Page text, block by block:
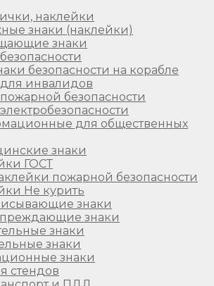
наклейки
знаки (наклейки)
знаки
безопасности на корабле
инвалидов
безопасности
для общественных
знаки
ГОСТ
пожарной безопасности
Не курить
знаки
знаки
знаки
знаки
знаки
стендов